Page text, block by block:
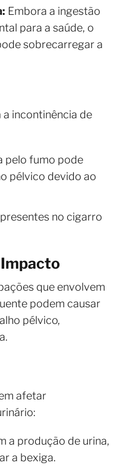
Embora a ingestão
para a saúde, o
sobrecarregar a
incontinência de
pelo fumo pode
pélvico devido ao
no cigarro
que envolvem
podem causar
pélvico,
afetar
a produção de urina,
a bexiga.